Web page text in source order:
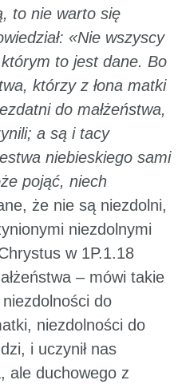
to nie warto się
«Nie wszyscy
to jest dane. Bo
którzy z łona matki
do małżeństwa,
a są i tacy
niebieskiego sami
pojąć, niech
że nie są niezdolni,
niezdolnymi
w 1P.1.18
– mówi takie
niezdolności do
niezdolności do
i uczynił nas
ale duchowego z